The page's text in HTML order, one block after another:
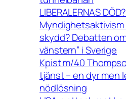
LIBERALERNAS DÖD?
skydd? Debatten
vänstern” i Sverige
Kpist m/40
tjänst – en dyr men
nödlösning